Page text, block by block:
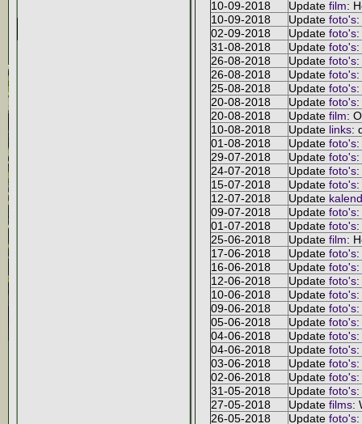
10-09-2018 Update film:
10-09-2018
Update foto's:
02-09-2018
Update foto's:
31-08-2018
Update foto's:
26-08-2018
Update foto's:
26-08-2018
Update foto's:
25-08-2018
Update foto's:
20-08-2018
Update foto's:
20-08-2018
Update film:
10-08-2018
Update links:
01-08-2018
Update foto's:
29-07-2018
Update foto's:
24-07-2018
Update foto's:
15-07-2018
Update foto's:
12-07-2018
Update
09-07-2018
Update foto's:
01-07-2018
Update foto's:
25-06-2018
Update film:
17-06-2018
Update foto's:
16-06-2018
Update foto's:
12-06-2018
Update foto's:
10-06-2018
Update foto's:
09-06-2018
Update foto's:
05-06-2018
Update foto's:
04-06-2018
Update foto's:
04-06-2018
Update foto's:
03-06-2018
Update foto's:
02-06-2018
Update foto's:
31-05-2018
Update foto's:
27-05-2018
Update films:
26-05-2018
Update foto's: